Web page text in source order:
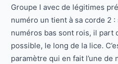
Groupe I avec de légitimes
numéro un tient à sa corde 2
numéros bas sont rois, il part
possible, le long de la lice.
paramètre qui en fait l’une de